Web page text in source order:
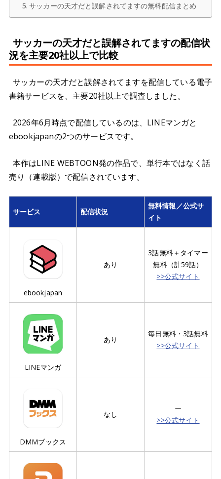
サッカーの天才だと誤解されてますの無料配信まとめ
サッカーの天才だと誤解されてますの配信状
況を主要20社以上で比較
サッカーの天才だと誤解されてますを配信している電子
書籍サービスを、主要20社以上で調査しました。
2026年6月時点で配信しているのは、LINEマンガと
ebookjapanの2つのサービスです。
本作はLINE WEBTOON発の作品で、単行本ではなく話
売り（連載版）で配信されています。
サービス 配信状況
無料情報／公式サ
イト
ebookjapan
あり
3話無料＋タイマー
無料（計59話）
>>公式サイト
LINEマンガ
あり
毎日無料・3話無料
>>公式サイト
DMMブックス
なし
ー
>>公式サイト